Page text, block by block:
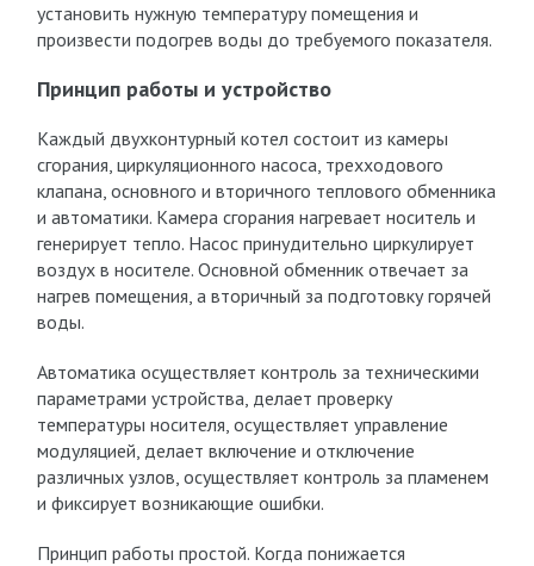
установить нужную температуру помещения и
произвести подогрев воды до требуемого показателя.
Принцип работы и устройство
Каждый двухконтурный котел состоит из камеры
сгорания, циркуляционного насоса, трехходового
клапана, основного и вторичного теплового обменника
и автоматики. Камера сгорания нагревает носитель и
генерирует тепло. Насос принудительно циркулирует
воздух в носителе. Основной обменник отвечает за
нагрев помещения, а вторичный за подготовку горячей
воды.
Автоматика осуществляет контроль за техническими
параметрами устройства, делает проверку
температуры носителя, осуществляет управление
модуляцией, делает включение и отключение
различных узлов, осуществляет контроль за пламенем
и фиксирует возникающие ошибки.
Принцип работы простой. Когда понижается